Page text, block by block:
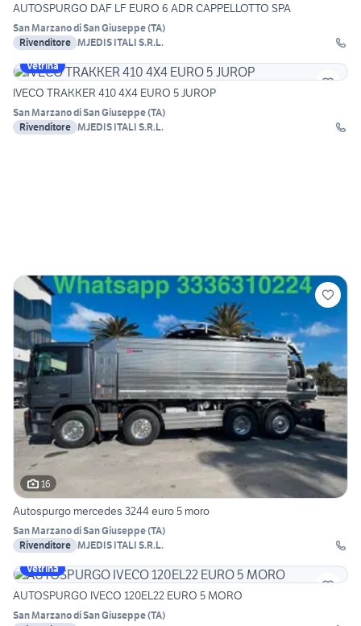
AUTOSPURGO DAF LF EURO 6 ADR CAPPELLOTTO SPA
San Marzano di San Giuseppe(TA)
Rivenditore MJEDIS ITALI S.R.L.
Vetrina
IVECO TRAKKER 410 4X4 EURO 5 JUROP
San Marzano di San Giuseppe(TA)
Rivenditore MJEDIS ITALI S.R.L.
16
Autospurgo mercedes 3244 euro 5 moro
San Marzano di San Giuseppe(TA)
Rivenditore MJEDIS ITALI S.R.L.
Vetrina
AUTOSPURGO IVECO 120EL22 EURO 5 MORO
San Marzano di San Giuseppe(TA)